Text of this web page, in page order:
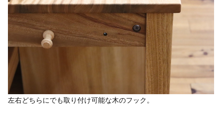
左右どちらにでも取り付け可能な木のフック。